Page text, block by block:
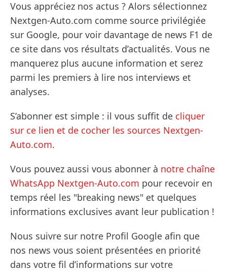
Vous appréciez nos actus ? Alors sélectionnez
Nextgen-Auto.com comme source privilégiée
sur Google, pour voir davantage de news F1 de
ce site dans vos résultats d’actualités. Vous ne
manquerez plus aucune information et serez
parmi les premiers à lire nos interviews et
analyses.
S’abonner est simple : il vous suffit de cliquer
sur ce lien et de cocher les sources Nextgen-
Auto.com.
Vous pouvez aussi vous abonner à notre chaîne
WhatsApp Nextgen-Auto.com pour recevoir en
temps réel les "breaking news" et quelques
informations exclusives avant leur publication !
Nous suivre sur notre Profil Google afin que
nos news vous soient présentées en priorité
dans votre fil d’informations sur votre